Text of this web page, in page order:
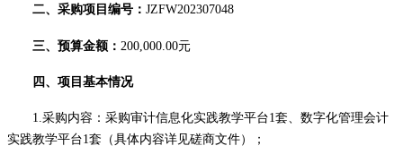
二、 采购项目编号： JZFW202307048
三、预算金额： 200,000.00元
四、项目基本情况
1.采购内容 ：采购审计信息化实践教学平台1套、数字化管理会计
实践教学平台1套（具体内容详见磋商文件）；